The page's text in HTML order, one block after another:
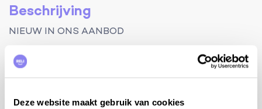
Deze website maakt gebruik van cookies
Beschrijving
NIEUW IN ONS AANBOD
Les Maridats is een Provençaals gelijkvloers
zeer discrete eigenaars wonen vlakbij op hetzelfde